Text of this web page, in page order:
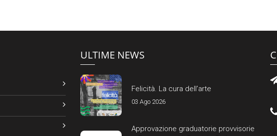
ULTIME NEWS
Felicità. La cura dell’arte
03 Ago 2026
Approvazione graduatorie provvisorie